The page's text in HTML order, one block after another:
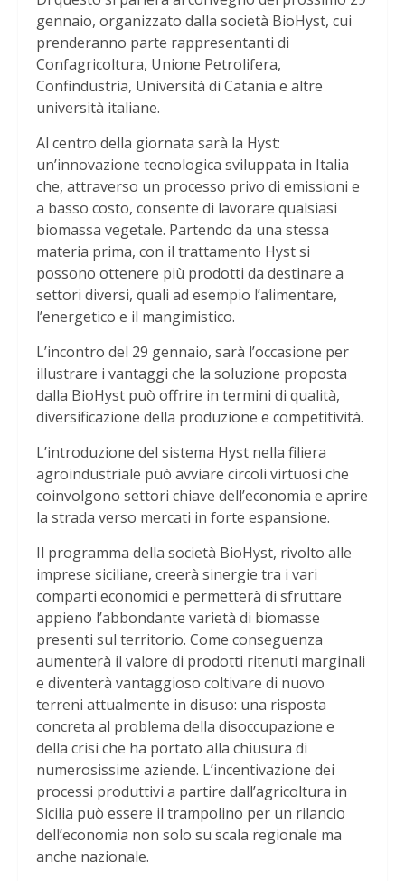
gennaio, organizzato dalla società BioHyst, cui
prenderanno parte rappresentanti di
Confagricoltura, Unione Petrolifera,
Confindustria, Università di Catania e altre
università italiane.
Al centro della giornata sarà la Hyst:
un’innovazione tecnologica sviluppata in Italia
che, attraverso un processo privo di emissioni e
a basso costo, consente di lavorare qualsiasi
biomassa vegetale. Partendo da una stessa
materia prima, con il trattamento Hyst si
possono ottenere più prodotti da destinare a
settori diversi, quali ad esempio l’alimentare,
l’energetico e il mangimistico.
L’incontro del 29 gennaio, sarà l’occasione per
illustrare i vantaggi che la soluzione proposta
dalla BioHyst può offrire in termini di qualità,
diversificazione della produzione e competitività.
L’introduzione del sistema Hyst nella filiera
agroindustriale può avviare circoli virtuosi che
coinvolgono settori chiave dell’economia e aprire
la strada verso mercati in forte espansione.
Il programma della società BioHyst, rivolto alle
imprese siciliane, creerà sinergie tra i vari
comparti economici e permetterà di sfruttare
appieno l’abbondante varietà di biomasse
presenti sul territorio. Come conseguenza
aumenterà il valore di prodotti ritenuti marginali
e diventerà vantaggioso coltivare di nuovo
terreni attualmente in disuso: una risposta
concreta al problema della disoccupazione e
della crisi che ha portato alla chiusura di
numerosissime aziende. L’incentivazione dei
processi produttivi a partire dall’agricoltura in
Sicilia può essere il trampolino per un rilancio
dell’economia non solo su scala regionale ma
anche nazionale.